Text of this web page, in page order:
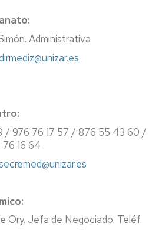
Administrativa
/ 976 76 17 57 / 876 55 43 60 /
16 64
Ory. Jefa de Negociado. Teléf.